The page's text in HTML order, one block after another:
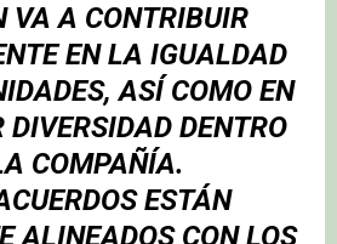
VA A CONTRIBUIR
EN LA IGUALDAD
ASÍ COMO EN
DIVERSIDAD DENTRO
COMPAÑÍA.
ESTÁN
ALINEADOS CON LOS